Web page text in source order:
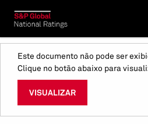
Este documento não pode ser
Clique no botão abaixo para
VISUALIZAR